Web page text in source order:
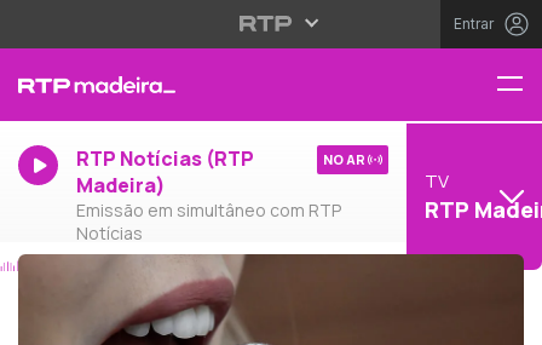
Entrar
RTP Notícias (RTP
Madeira)
Emissão em simultâneo com RTP
Notícias
NO AR
TV
RTP